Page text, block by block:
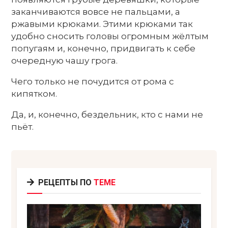
заканчиваются вовсе не пальцами, а
ржавыми крюками. Этими крюками так
удобно сносить головы огромным жёлтым
попугаям и, конечно, придвигать к себе
очередную чашу грога.
Чего только не почудится от рома с
кипятком.
Да, и, конечно, бездельник, кто с нами не
пьёт.
РЕЦЕПТЫ ПОТЕМЕ